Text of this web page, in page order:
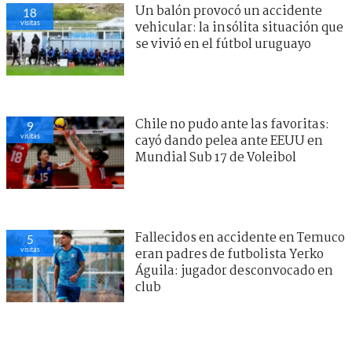
18
visitas
Un balón provocó un accidente
vehicular: la insólita situación que
se vivió en el fútbol uruguayo
9
visitas
Chile no pudo ante las favoritas:
cayó dando pelea ante EEUU en
Mundial Sub 17 de Voleibol
5
visitas
Fallecidos en accidente en Temuco
eran padres de futbolista Yerko
Águila: jugador desconvocado en
club